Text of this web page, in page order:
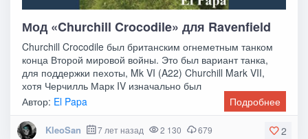
Мод «Churchill Crocodile» для Ravenfield
Churchill Crocodile был британским огнеметным танком
конца Второй мировой войны. Это был вариант танка,
для поддержки пехоты, Mk VI (A22) Churchill Mark VII,
хотя Черчилль Марк IV изначально был
Автор: El Papa Подробнее
2
KleoSan 7 лет назад 2 130 679